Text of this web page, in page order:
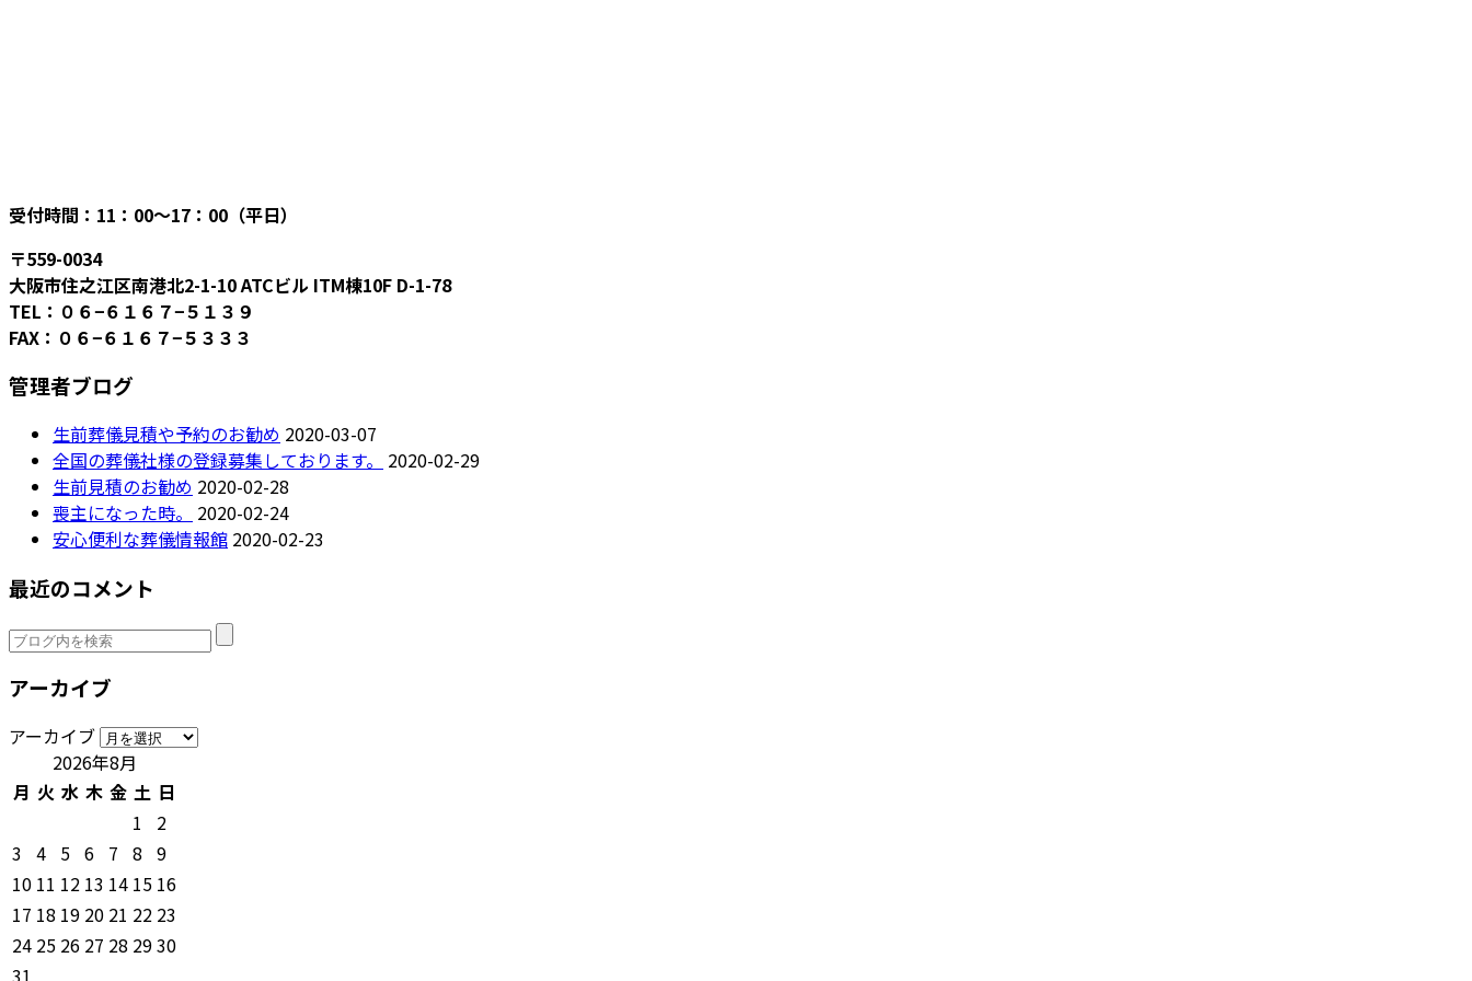
受付時間：11：00〜17：00（平日）
〒559-0034
大阪市住之江区南港北2-1-10 ATCビル ITM棟10F D-1-78
TEL：０６−６１６７−５１３９
FAX：０６−６１６７−５３３３
管理者ブログ
生前葬儀見積や予約のお勧め 2020-03-07
全国の葬儀社様の登録募集しております。
2020-02-29
生前見積のお勧め 2020-02-28
喪主になった時。
2020-02-24
安心便利な葬儀情報館 2020-02-23
最近のコメント
アーカイブ
アーカイブ
2026年8月
月 火 水 木 金 土 日
1
2
3 4 5 6 7 8 9
10 11 12 13 14 15 16
17 18 19 20 21 22 23
24 25 26 27 28 2930
31